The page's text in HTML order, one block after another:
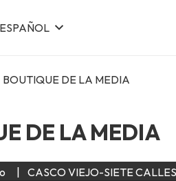
ESPAÑOL
BOUTIQUE DE LA MEDIA
DE LA MEDIA
| CASCO VIEJO-SIETE CALLES